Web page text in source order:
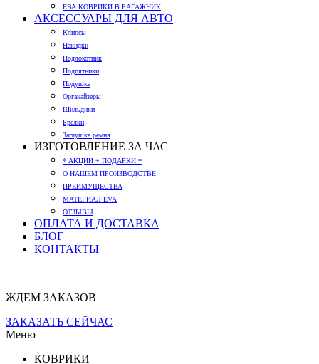
ЕВА КОВРИКИ В БАГАЖНИК
АКСЕССУАРЫ ДЛЯ АВТО
Клипсы
Накидки
Подлокотник
Подпятники
Подушка
Органайзеры
Шильдики
Брелки
Заглушка ремня
ИЗГОТОВЛЕНИЕ ЗА ЧАС
* АКЦИИ + ПОДАРКИ *
О НАШЕМ ПРОИЗВОДСТВЕ
ПРЕИМУЩЕСТВА
МАТЕРИАЛ EVA
ОТЗЫВЫ
ОПЛАТА И ДОСТАВКА
БЛОГ
КОНТАКТЫ
ЖДЕМ ЗАКАЗОВ
ЗАКАЗАТЬ СЕЙЧАС
Меню
КОВРИКИ